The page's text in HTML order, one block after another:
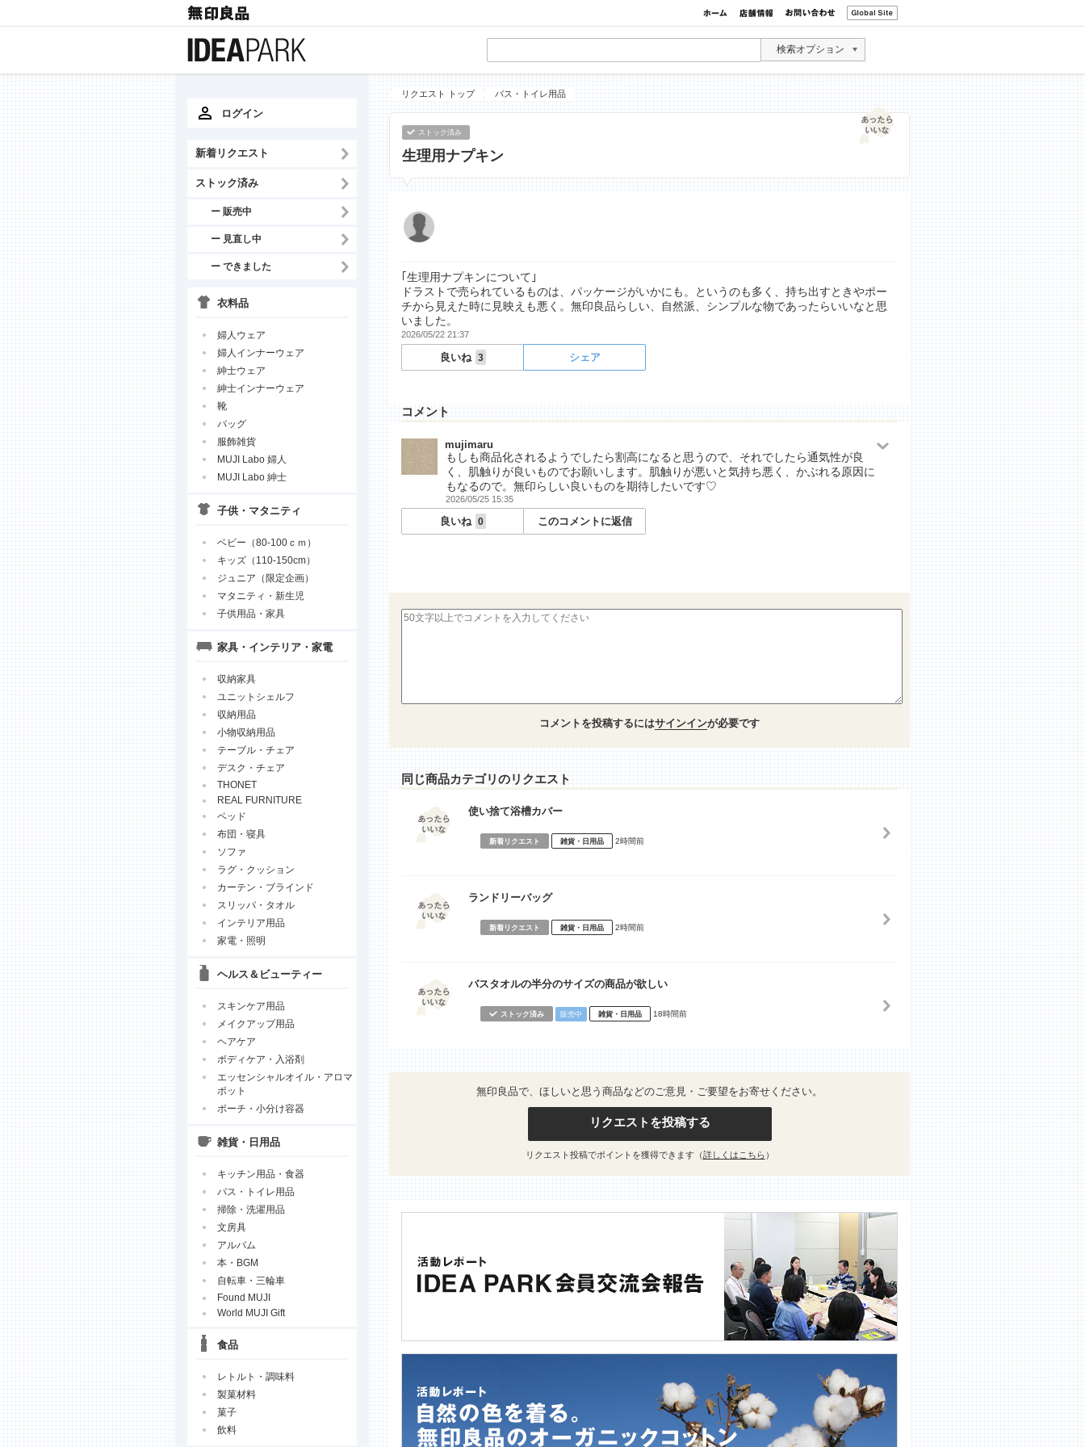
検索オプション
ログイン
新着リクエスト
ストック済み
ー 販売中
ー 見直し中
ー できました
衣料品
婦人ウェア
婦人インナーウェア
紳士ウェア
紳士インナーウェア
靴
バッグ
服飾雑貨
MUJI Labo 婦人
MUJI Labo 紳士
子供・マタニティ
ベビー（80-100ｃｍ）
キッズ（110-150cm）
ジュニア（限定企画）
マタニティ・新生児
子供用品・家具
家具・インテリア・家電
収納家具
ユニットシェルフ
収納用品
小物収納用品
テーブル・チェア
デスク・チェア
THONET
REAL FURNITURE
ベッド
布団・寝具
ソファ
ラグ・クッション
カーテン・ブラインド
スリッパ・タオル
インテリア用品
家電・照明
ヘルス＆ビューティー
スキンケア用品
メイクアップ用品
ヘアケア
ボディケア・入浴剤
エッセンシャルオイル・アロマ
ポット
ポーチ・小分け容器
雑貨・日用品
キッチン用品・食器
バス・トイレ用品
掃除・洗濯用品
文房具
アルバム
本・BGM
自転車・三輪車
Found MUJI
World MUJI Gift
食品
レトルト・調味料
製菓材料
菓子
飲料
リクエスト トップ バス・トイレ用品
ストック済み
生理用ナプキン
｢生理用ナプキンについて｣
ドラストで売られているものは、パッケージがいかにも。というのも多く、持ち出すときやポー
チから見えた時に見映えも悪く。無印良品らしい、自然派、シンプルな物であったらいいなと思
いました。
2026/05/22 21:37
良いね 3 シェア
コメント
mujimaru
もしも商品化されるようでしたら割高になると思うので、それでしたら通気性が良
く、肌触りが良いものでお願いします。肌触りが悪いと気持ち悪く、かぶれる原因に
もなるので。無印らしい良いものを期待したいです♡
2026/05/25 15:35
良いね 0 このコメントに返信
コメントを投稿するにはサインインが必要です
同じ商品カテゴリのリクエスト
使い捨て浴槽カバー
新着リクエスト 雑貨・日用品 2時間前
ランドリーバッグ
新着リクエスト 雑貨・日用品 2時間前
バスタオルの半分のサイズの商品が欲しい
ストック済み 販売中 雑貨・日用品 18時間前
無印良品で、ほしいと思う商品などのご意見・ご要望をお寄せください。
リクエストを投稿する
リクエスト投稿でポイントを獲得できます（詳しくはこちら ）